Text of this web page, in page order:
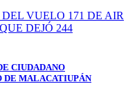
CIUDADANO
DE MALACATIUPÁN